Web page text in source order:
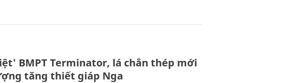
BMPT Terminator, lá chắn thép mới
tăng thiết giáp Nga